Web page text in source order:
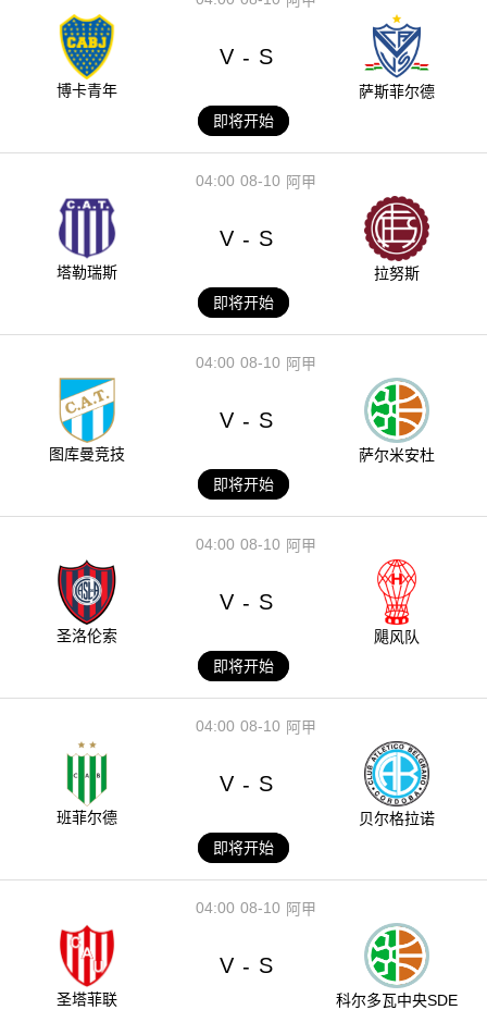
博卡青年
V - S
萨斯菲尔德
即将开始
08-10
04:00 阿甲
塔勒瑞斯
V - S
拉努斯
即将开始
08-10
04:00 阿甲
图库曼竞技
V - S
萨尔米安杜
即将开始
08-10
04:00 阿甲
圣洛伦索
V - S
飓风队
即将开始
08-10
04:00 阿甲
班菲尔德
V - S
贝尔格拉诺
即将开始
08-10
04:00 阿甲
圣塔菲联
V - S
科尔多瓦中央SDE